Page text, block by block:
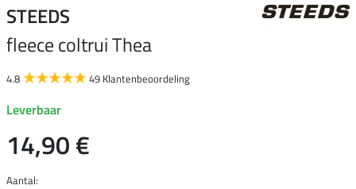
STEEDS
fleece coltrui Thea
4.8 49 Klantenbeoordeling
Leverbaar
14,90 €
Aantal: